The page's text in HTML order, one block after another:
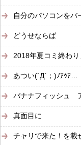
自分のパソコンをバ
どうせならば
2018年夏コミ終わり
あつい(´Д`；)ﾉｱｩｱ…
バナナフィッシュ
真面目に
チャリで来た！を載